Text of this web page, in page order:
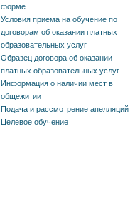
форме
Условия приема на обучение по
договорам об оказании платных
образовательных услуг
Образец договора об оказании
платных образовательных услуг
Информация о наличии мест в
общежитии
Подача и рассмотрение апелляций
Целевое обучение